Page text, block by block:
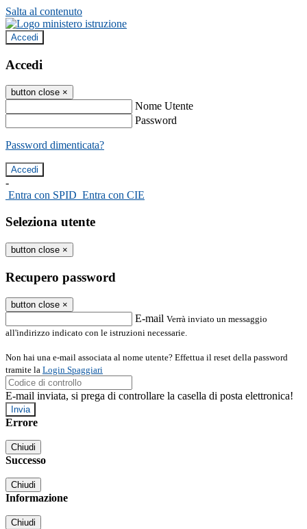
Salta al contenuto
Accedi
Accedi
button close ×
Nome Utente
Password
Password dimenticata?
-
Entra con SPID Entra con CIE
Seleziona utente
button close ×
Recupero password
button close ×
E-mail Verrà inviato un messaggio
all'indirizzo indicato con le istruzioni necessarie.
Non hai una e-mail associata al nome utente? Effettua il reset della password
tramite la Login Spaggiari
E-mail inviata, si prega di controllare la casella di posta elettronica!
Errore
Chiudi
Successo
Chiudi
Informazione
Chiudi